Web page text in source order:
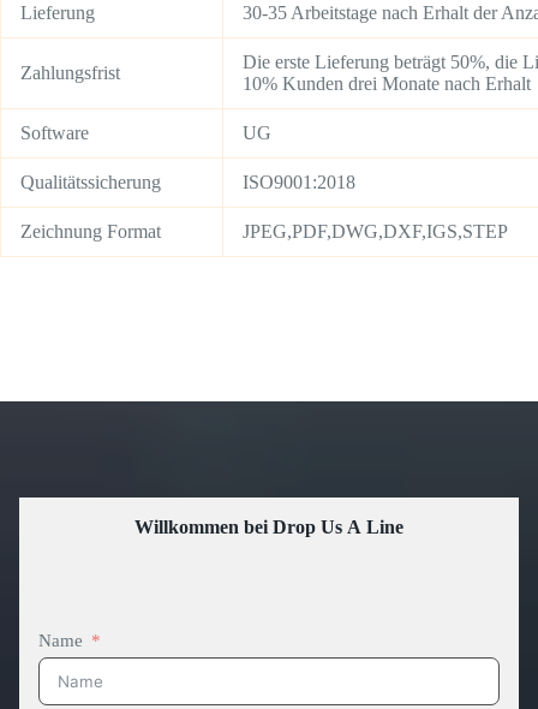
Lieferung 30-35 Arbeitstage nach Erhalt der
Zahlungsfrist
Die erste Lieferung beträgt 50%, die
10% Kunden drei Monate nach Erhalt
Software UG
Qualitätssicherung ISO9001:2018
Zeichnung Format JPEG,PDF,DWG,DXF,IGS,STEP
Willkommen bei Drop Us A Line
Name